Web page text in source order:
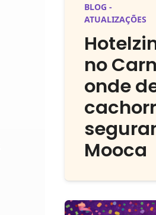
BLOG -
ATUALIZAÇÕES
no
onde
Mooca